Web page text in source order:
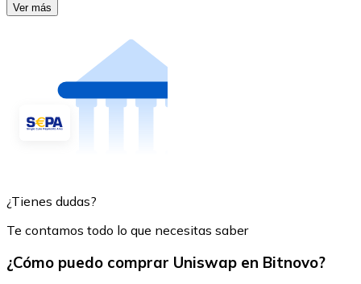
Ver más
¿Tienes dudas?
Te contamos todo lo que necesitas saber
¿Cómo puedo comprar Uniswap en Bitnovo?